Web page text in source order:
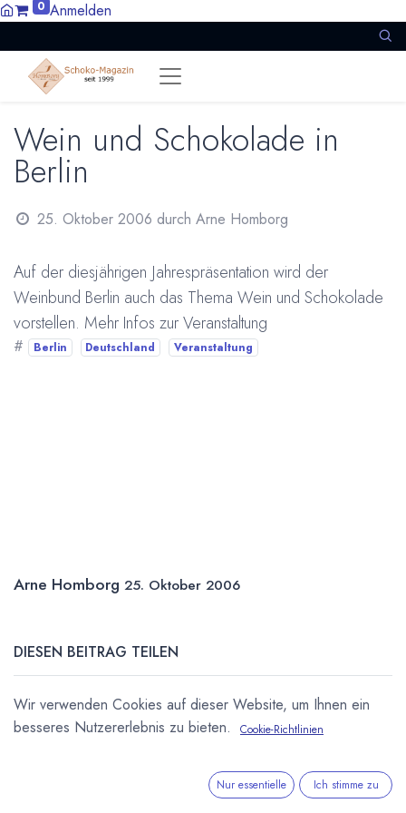
0 Anmelden
Wein und Schokolade in
Berlin
25. Oktober 2006 durch Arne Homborg
Auf der diesjährigen Jahrespräsentation wird der
Weinbund Berlin auch das Thema Wein und Schokolade
vorstellen. Mehr Infos zur Veranstaltung
# Berlin Deutschland Veranstaltung
Arne Homborg 25. Oktober 2006
DIESEN BEITRAG TEILEN
Wir verwenden Cookies auf dieser Website, um Ihnen ein
besseres Nutzererlebnis zu bieten.
Cookie-Richtlinien
Nur essentielle Ich stimme zu